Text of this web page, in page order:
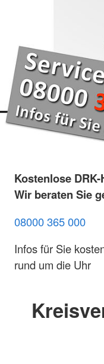
Kostenlose
Wir beraten Sie
08000 365 000
Infos für Sie
rund um die Uhr